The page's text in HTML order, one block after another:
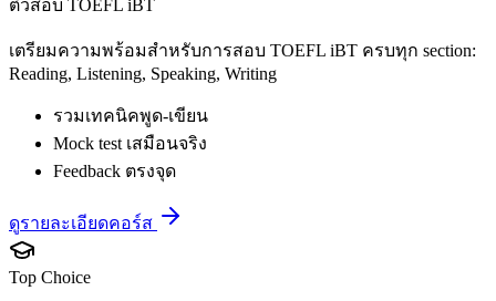
ติวสอบ TOEFL iBT
เตรียมความพร้อมสำหรับการสอบ TOEFL iBT ครบทุก section:
Reading, Listening, Speaking, Writing
รวมเทคนิคพูด-เขียน
Mock test เสมือนจริง
Feedback ตรงจุด
ดูรายละเอียดคอร์ส
Top Choice